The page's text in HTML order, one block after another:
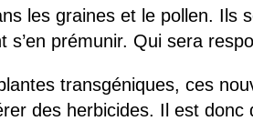
les graines et le pollen. Ils
s’en prémunir. Qui sera
transgéniques, ces
des herbicides. Il est donc